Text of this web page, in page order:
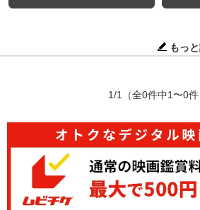
もっ
1/1 （全0件中1〜0件